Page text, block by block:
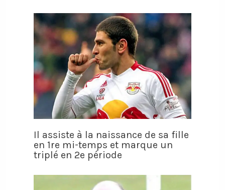
Il assiste à la naissance de sa fille
en 1re mi-temps et marque un
triplé en 2e période